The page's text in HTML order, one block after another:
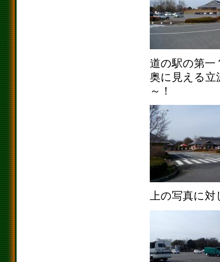
道の駅の第一
奥に見える立
～！
上の写真に対